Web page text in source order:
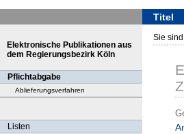
Titel
Elektronische Publikationen aus
dem Regierungsbezirk Köln
Pflichtabgabe
Ablieferungsverfahren
Listen
Sie